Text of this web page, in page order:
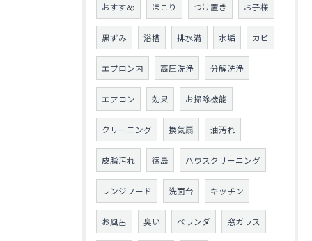
おすすめ ほこり つけ置き お子様
黒ずみ 浴槽 排水溝 水垢 カビ
エプロン内 高圧洗浄 分解洗浄
エアコン 効果 お掃除機能
クリーニング 換気扇 油汚れ
皮脂汚れ 徳島 ハウスクリーニング
レンジフード 洗面台 キッチン
お風呂 臭い ベランダ 窓ガラス